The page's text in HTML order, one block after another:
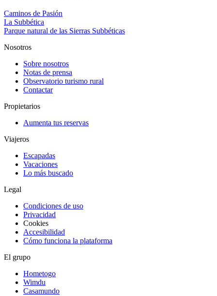
Caminos de Pasión
La Subbética
Parque natural de las Sierras Subbéticas
Nosotros
Sobre nosotros
Notas de prensa
Observatorio turismo rural
Contactar
Propietarios
Aumenta tus reservas
Viajeros
Escapadas
Vacaciones
Lo más buscado
Legal
Condiciones de uso
Privacidad
Cookies
Accesibilidad
Cómo funciona la plataforma
El grupo
Hometogo
Wimdu
Casamundo